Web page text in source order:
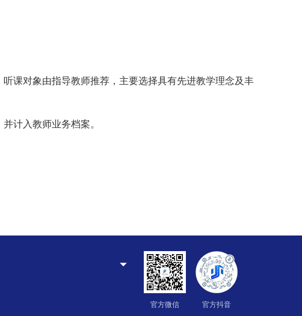
课对象由指导教师推荐，主要选择具有先进教学理念及丰
计入教师业务档案。
官方微信
官方抖音